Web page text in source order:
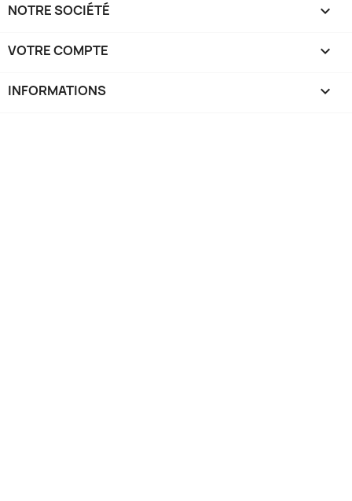
NOTRE SOCIÉTÉ 
VOTRE COMPTE 
INFORMATIONS keyboard_arrow_down